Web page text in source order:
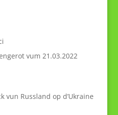
vum 21.03.2022
vun Russland op d’Ukraine